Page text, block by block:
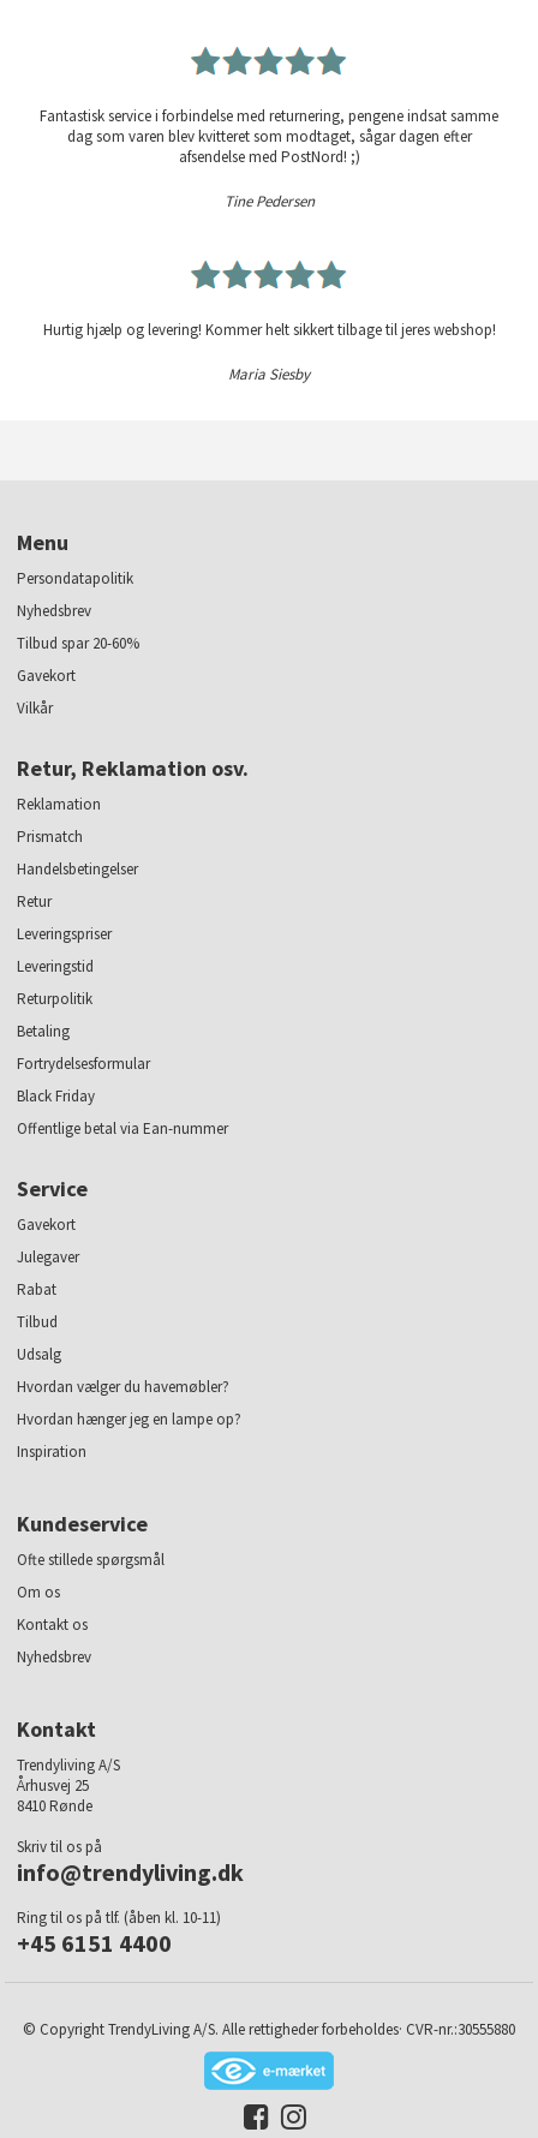
Fantastisk service i forbindelse med returnering, pengene indsat samme
dag som varen blev kvitteret som modtaget, sågar dagen efter
afsendelse med PostNord! ;)
Tine Pedersen
Hurtig hjælp og levering! Kommer helt sikkert tilbage til jeres webshop!
Maria Siesby
Menu
Persondatapolitik
Nyhedsbrev
Tilbud spar 20-60%
Gavekort
Vilkår
Retur, Reklamation osv.
Reklamation
Prismatch
Handelsbetingelser
Retur
Leveringspriser
Leveringstid
Returpolitik
Betaling
Fortrydelsesformular
Black Friday
Offentlige betal via Ean-nummer
Service
Gavekort
Julegaver
Rabat
Tilbud
Udsalg
Hvordan vælger du havemøbler?
Hvordan hænger jeg en lampe op?
Inspiration
Kundeservice
Ofte stillede spørgsmål
Om os
Kontakt os
Nyhedsbrev
Kontakt
Trendyliving A/S
Århusvej 25
8410 Rønde
Skriv til os på
info@trendyliving.dk
Ring til os på tlf. (åben kl. 10-11)
+45 6151 4400
© Copyright TrendyLiving A/S. Alle rettigheder forbeholdes· CVR-nr.:30555880